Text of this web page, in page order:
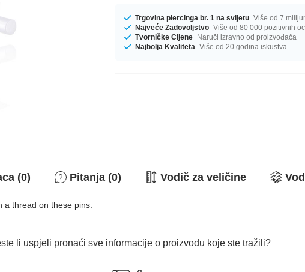
Trgovina piercinga br. 1 na svijetu Više od 7
Najveće Zadovoljstvo Više od 80 000 pozitivnih
Tvorničke Cijene Naruči izravno od proizvođača
Najbolja Kvaliteta Više od 20 godina iskustva
(0) Pitanja (0) Vodič za veličine
a thread on these pins.
li uspjeli pronaći sve informacije o proizvodu koje ste tražili?